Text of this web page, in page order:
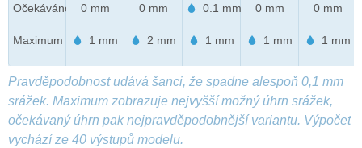
Očekáváno
Maximum
0 mm
1 mm
0 mm
2 mm
0.1 mm
1 mm
0 mm
1 mm
0 mm
1 mm
Pravděpodobnost udává šanci, že spadne alespoň 0,1 mm
srážek. Maximum zobrazuje nejvyšší možný úhrn srážek,
očekávaný úhrn pak nejpravděpodobnější variantu. Výpočet
vychází ze 40 výstupů modelu.